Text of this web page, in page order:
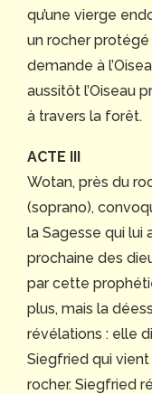
qu’une vierge
un rocher
demande à
aussitôt l’Oiseau
à travers la forêt.
ACTE III
Wotan, près du
(soprano),
la Sagesse qui lui
prochaine des
par cette
plus, mais la
révélations : elle
Siegfried qui vient
rocher. Siegfried